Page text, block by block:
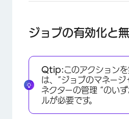
ジョブの有効化と
Qtip:このアクション
は、”ジョブのマネージ
ネクターの管理 “のい
ルが必要です。